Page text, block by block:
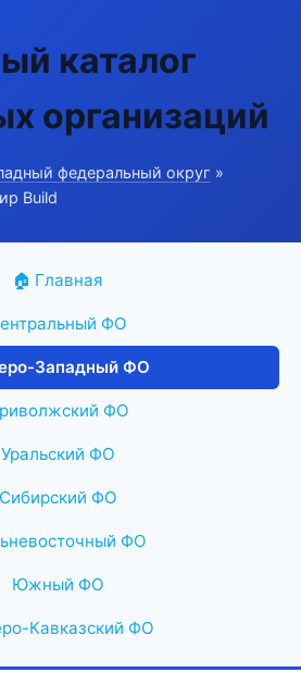
каталог
организаций
федеральный округ »
Build
🏠 Главная
ФО
Западный ФО
ФО
Уральский ФО
Сибирский ФО
ФО
Южный ФО
Кавказский ФО